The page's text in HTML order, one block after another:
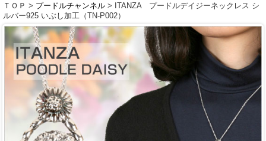
ＴＯＰ > プードルチャンネル > ITANZA プードルデイジーネックレス シ
ルバー925 いぶし加工（TN-P002）